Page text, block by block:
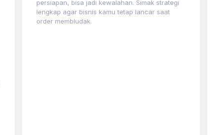
persiapan, bisa jadi kewalahan. Simak strategi
lengkap agar bisnis kamu tetap lancar saat
order membludak.